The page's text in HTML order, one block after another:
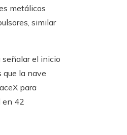
metálicos
similar
el inicio
que la nave
para
en 42